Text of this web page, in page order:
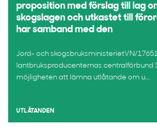
proposition med förslag till lag
skogslagen och utkastet till
har samband med den
Jord- och skogsbruksministerietVN/
lantbruksproducenternas centralförbund
möjligheten att lämna utlåtande om u...
UTLÅTANDEN